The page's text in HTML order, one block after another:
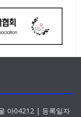
아04212 | 등록일자